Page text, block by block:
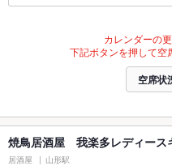
カレンダーの
下記ボタンを押して空
空席状
焼鳥居酒屋 我楽多レディース
居酒屋 山形駅